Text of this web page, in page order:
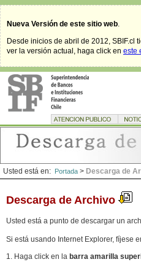
Nueva Versión de este sitio web.
Desde inicios de abril de 2012, SBIF.cl
ver la versión actual, haga click en este
Usted está en: Portada > Descarga de
Descarga de Archivo
Usted está a punto de descargar un
Si está usando Internet Explorer, fíjese
1. Haga click en la barra amarilla